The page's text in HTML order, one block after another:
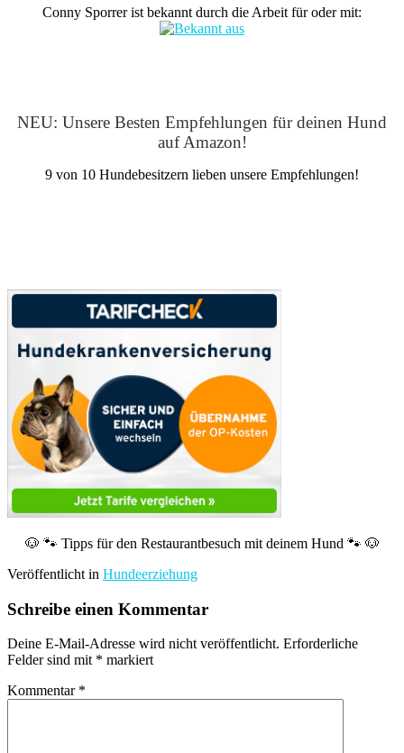
Conny Sporrer ist bekannt durch die Arbeit für oder mit:
NEU: Unsere Besten Empfehlungen für deinen Hund
auf Amazon!
9 von 10 Hundebesitzern lieben unsere Empfehlungen!
🐶 🐾 Tipps für den Restaurantbesuch mit deinem Hund 🐾 🐶
Veröffentlicht in Hundeerziehung
Schreibe einen Kommentar
Deine E-Mail-Adresse wird nicht veröffentlicht. Erforderliche
Felder sind mit * markiert
Kommentar *